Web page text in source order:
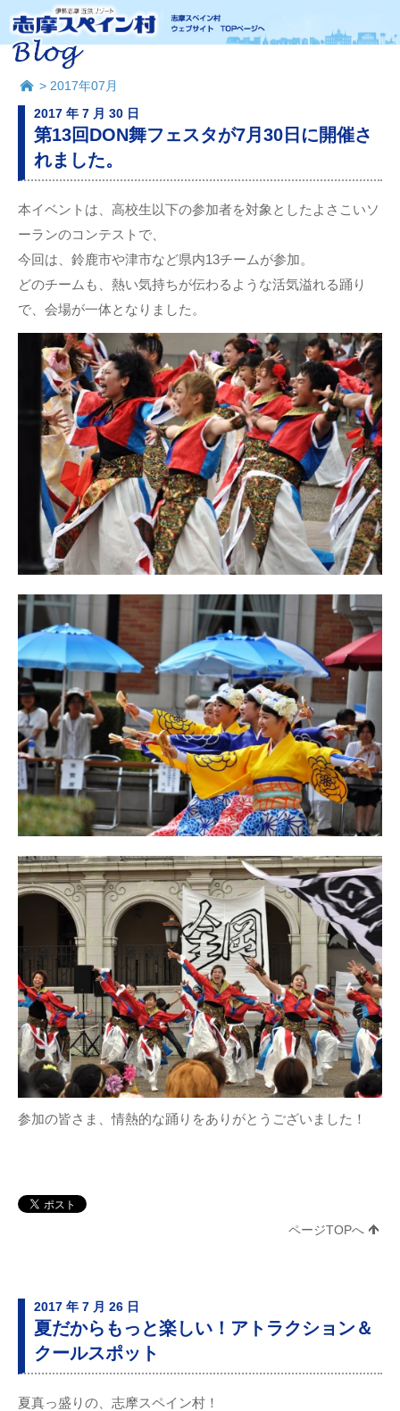
> 2017年07月
2017 年 7 月 30 日
第13回DON舞フェスタが7月30日に開催さ
れました。
本イベントは、高校生以下の参加者を対象としたよさこいソ
ーランのコンテストで、
今回は、鈴鹿市や津市など県内13チームが参加。
どのチームも、熱い気持ちが伝わるような活気溢れる踊り
で、会場が一体となりました。
参加の皆さま、情熱的な踊りをありがとうございました！
ページTOPへ
2017 年 7 月 26 日
夏だからもっと楽しい！アトラクション＆
クールスポット
夏真っ盛りの、志摩スペイン村！